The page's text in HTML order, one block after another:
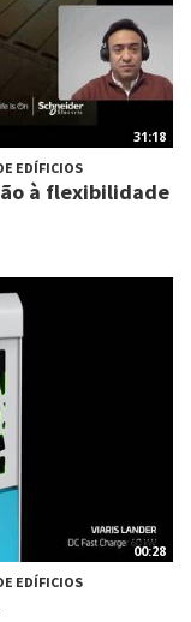
31:18
EDÍFICIOS
à flexibilidade
00:28
EDÍFICIOS